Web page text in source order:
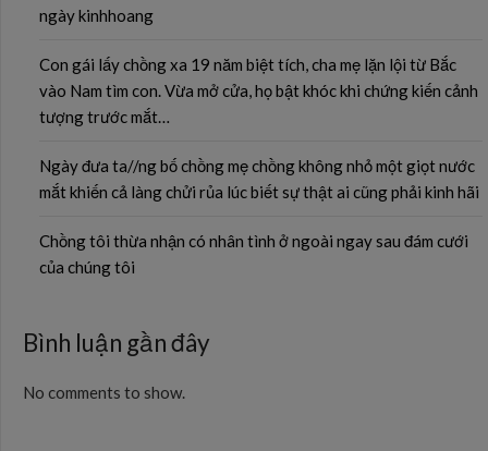
ngày kinhhoang
Con gái lấy chồng xa 19 năm biệt tích, cha mẹ lặn lội từ Bắc
vào Nam tìm con. Vừa mở cửa, họ bật khóc khi chứng kiến cảnh
tượng trước mắt…
Ngày đưa ta//ng bố chồng mẹ chồng không nhỏ một giọt nước
mắt khiến cả làng chửi rủa lúc biết sự thật ai cũng phải kinh hãi
Chồng tôi thừa nhận có nhân tình ở ngoài ngay sau đám cưới
của chúng tôi
Bình luận gần đây
No comments to show.